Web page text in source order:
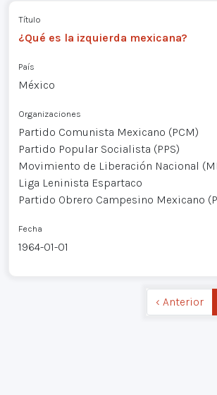
Título
¿Qué es la izquierda mexicana?
País
México
Organizaciones
Partido Comunista Mexicano (PCM)
Partido Popular Socialista (PPS)
Movimiento de Liberación Nacional
Liga Leninista Espartaco
Partido Obrero Campesino Mexicano
Fecha
1964-01-01
‹ Anterior